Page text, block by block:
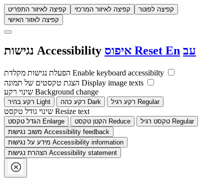
קפיצה לאיזור התפריט קפיצה לאיזור המרכזי
קפיצה לפוטר
קפיצה לאזור האישי
Accessibility Reset En עב
Enable keyboard accessibilty
Display image texts
Background change
Light Dark Regular
Resize text
Enlarge Reduce
Regular
Accessibility feedback
Accessibility information
Accessibility statement